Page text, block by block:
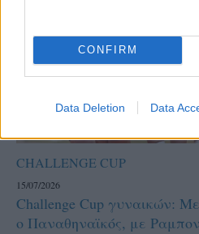
CONFIRM
Data Deletion Data
CHALLENGE CUP
15/07/2026
Challenge Cup γυναικών:
ο Παναθηναϊκός, με